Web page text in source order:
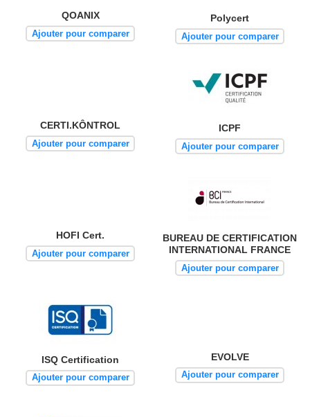
QOANIX
Ajouter pour comparer
Polycert
Ajouter pour comparer
CERTI.KÔNTROL
Ajouter pour comparer
ICPF
Ajouter pour comparer
HOFI Cert.
Ajouter pour comparer
BUREAU DE CERTIFICATION
INTERNATIONAL FRANCE
Ajouter pour comparer
ISQ Certification
Ajouter pour comparer
EVOLVE
Ajouter pour comparer